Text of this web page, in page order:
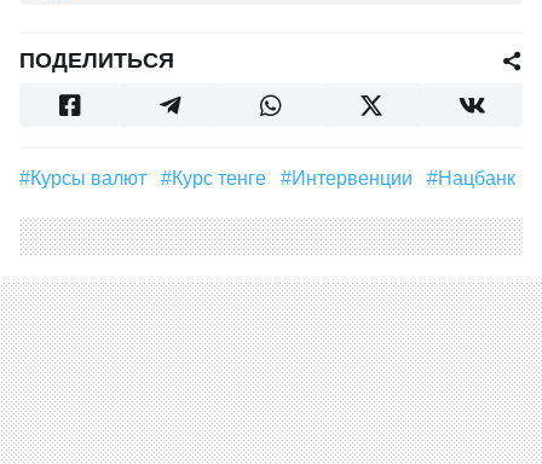
ПОДЕЛИТЬСЯ
#Курсы валют #курс тенге #Интервенции #Нацбанк